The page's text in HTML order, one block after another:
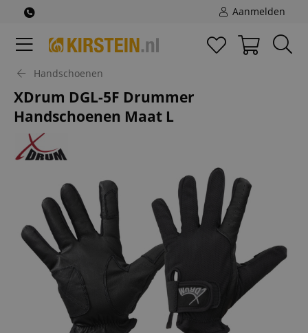
Aanmelden
Handschoenen
XDrum DGL-5F Drummer
Handschoenen Maat L